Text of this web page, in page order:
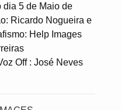
dia 5 de Maio de
Ricardo Nogueira e
Help Images
Off : José Neves